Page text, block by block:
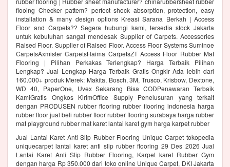
flooing Checker pattem? perfect shock absorption, protection, easy
installation & many design options Kreasi Sarana Berkah | Access
Floor and Carpets?? Segera hubungi kami, tersedia stock Jakarta
untuk kebutuhan sangat mendesak Supplier of Carpets. Accessories
Raised Floor. Supplier of Raised Floor. Access Floor Systems Suminoe
CarpetsAxmister CarpetsHaima CarpetsZT Access Floor Rubber Mat
Flooring | Pilihan Perkakas Terlengkap? Harga Terbaik Pilihan
Lengkap? Jual Lengkap Harga Terbaik Gratis Ongkir Ada lebih dari
160.000+ produk Merek: Makita, Bosch, 3M, Trusco, Krisbow, Dextone,
WD 40, PaperOne, Uvex Sekarang Bisa CODPenawaran Terbaik
KamiGratis Ongkos KirimOffice Supply Penelusuran yang terkait
dengan PRODUSEN rubber flooring rubber flooring indonesia harga
rubber floor jual beli rubber floor rubber flooring surabaya harga rubber
mat playground rubber mat karet lantai karet gym harga karpet rubber
Jual Lantai Karet Anti Slip Rubber Flooring Unique Carpet tokopedia
uniquecarpet lantai karet anti slip rubber flooring 29 Des 2026 Jual
Lantai Karet Anti Slip Rubber Flooring, Karpet karet Rubber Gym
dengan harga Rp 350.000 dari toko online Unique Carpet, DKI Jakarta